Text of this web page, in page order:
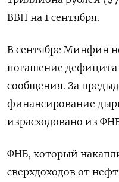
ВВП на 1 сентября.
В сентябре Минфин
погашение дефицита
сообщения. За
финансирование
израсходовано из
ФНБ, который
сверхдоходов от